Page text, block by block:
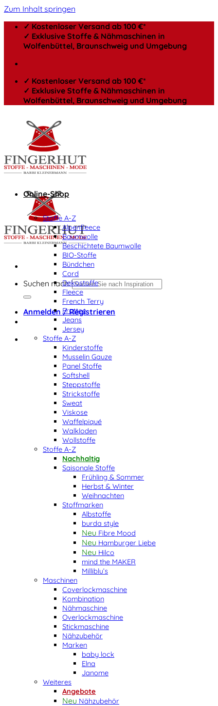
Zum Inhalt springen
✓ Kostenloser Versand ab 100 €*
✓ Exklusive Stoffe & Nähmaschinen in
Wolfenbüttel, Braunschweig und Umgebung
✓ Kostenloser Versand ab 100 €*
✓ Exklusive Stoffe & Nähmaschinen in
Wolfenbüttel, Braunschweig und Umgebung
Suchen nach:
Anmelden / Registrieren
Online-Shop
Stoffe A-Z
Alpenfleece
Baumwolle
Beschichtete Baumwolle
BIO-Stoffe
Bündchen
Cord
Dekostoffe
Fleece
French Terry
Frottee
Jeans
Jersey
Stoffe A-Z
Kinderstoffe
Musselin Gauze
Panel Stoffe
Softshell
Steppstoffe
Strickstoffe
Sweat
Viskose
Waffelpiqué
Walkloden
Wollstoffe
Stoffe A-Z
Nachhaltig
Saisonale Stoffe
Frühling & Sommer
Herbst & Winter
Weihnachten
Stoffmarken
Albstoffe
burda style
Fibre Mood
Hamburger Liebe
Hilco
mind the MAKER
Milliblu’s
Maschinen
Coverlockmaschine
Kombination
Nähmaschine
Overlockmaschine
Stickmaschine
Nähzubehör
Marken
baby lock
Elna
Janome
Weiteres
Angebote
Nähzubehör